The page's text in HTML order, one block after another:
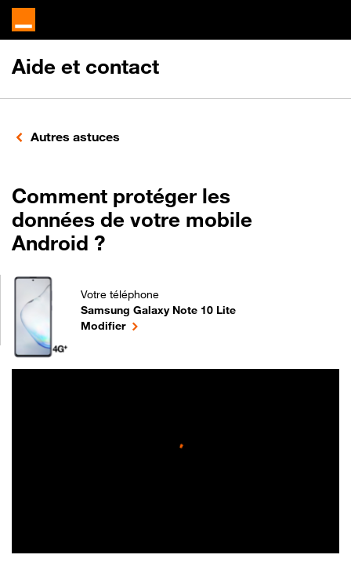
Aide et contact
Autres astuces
Comment protéger les
données de votre mobile
Android ?
Votre téléphone
Samsung Galaxy Note 10 Lite
Comment protéger les données de votre mobile
Modifierle téléphone sélectionné